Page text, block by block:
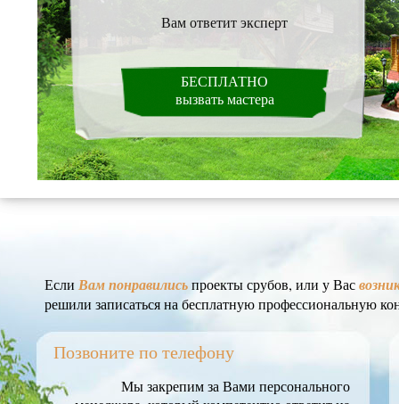
Вам ответит эксперт
БЕСПЛАТНО
вызвать мастера
Позвоните по телефону
Мы закрепим за Вами персонального
Если Вам понравилисьпроекты срубов, или у Вас
решили записаться на бесплатную профессиональную